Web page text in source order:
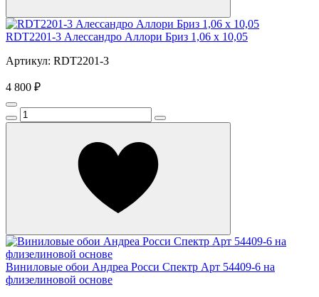
RDT2201-3 Алессандро Аллори Бриз 1,06 x 10,05
Артикул: RDT2201-3
4 800 ₽
Виниловые обои Андреа Росси Спектр Арт 54409-6 на
флизелиновой основе